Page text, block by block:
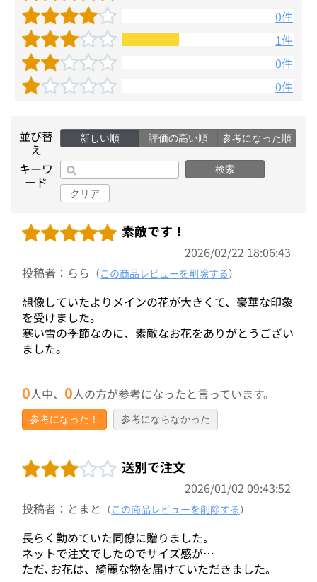
0件
1件
0件
0件
並び替
え
新しい順 評価の高い順 参考になった順
キーワ
ード
検索
クリア
素敵です！
2026/02/22 18:06:43
投稿者：らら （この商品レビューを削除する）
想像していたよりメインの花が大きくて、豪華な印象
を受けました。
寒い雪の季節なのに、素敵なお花をありがとうござい
ました。
0人中、0人の方が参考になったと言っています。
参考になった！ 参考にならなかった
送別で注文
2026/01/02 09:43:52
投稿者：とまと （この商品レビューを削除する）
長らく勤めていた同僚に贈りました｡
ネットで注文でしたのでサイズ感が…
ただ､お花は、綺麗な物を届けていただきました｡